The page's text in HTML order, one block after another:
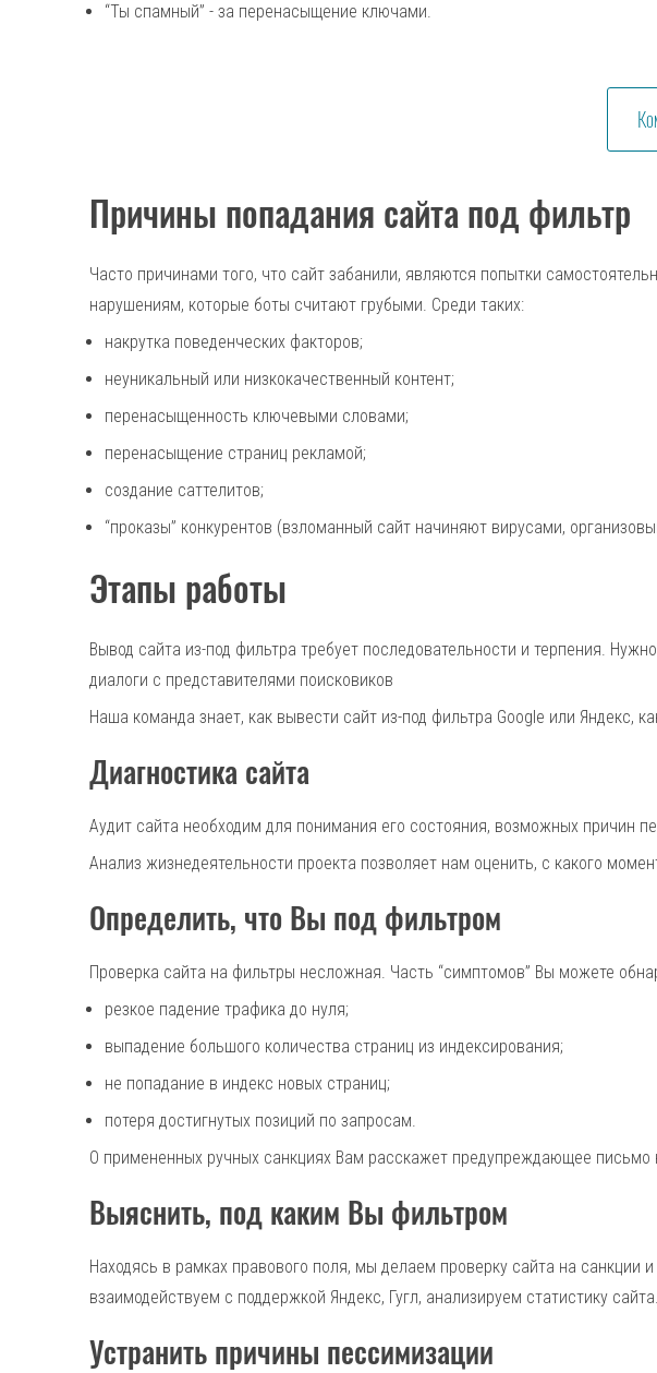
“Ты спамный” - за перенасыщение ключами.
Причины попадания сайта под фильтр
Часто причинами того, что сайт забанили, являются попытки
нарушениям, которые боты считают грубыми. Среди таких:
накрутка поведенческих факторов;
неуникальный или низкокачественный контент;
перенасыщенность ключевыми словами;
перенасыщение страниц рекламой;
создание саттелитов;
“проказы” конкурентов (взломанный сайт начиняют вирусами,
Этапы работы
Вывод сайта из-под фильтра требует последовательности и терпения.
диалоги с представителями поисковиков
Наша команда знает, как вывести сайт из-под фильтра Google или Яндекс,
Диагностика сайта
Аудит сайта необходим для понимания его состояния, возможных причин
Анализ жизнедеятельности проекта позволяет нам оценить, с какого
Определить, что Вы под фильтром
Проверка сайта на фильтры несложная. Часть “симптомов” Вы можете
резкое падение трафика до нуля;
выпадение большого количества страниц из индексирования;
не попадание в индекс новых страниц;
потеря достигнутых позиций по запросам.
О примененных ручных санкциях Вам расскажет предупреждающее письмо
Выяснить, под каким Вы фильтром
Находясь в рамках правового поля, мы делаем проверку сайта на
взаимодействуем с поддержкой Яндекс, Гугл, анализируем статистику сайта.
Устранить причины пессимизации